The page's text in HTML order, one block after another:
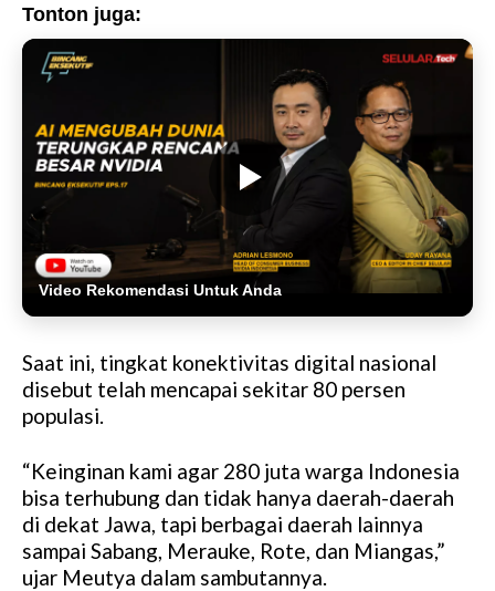
Tonton juga:
Video Rekomendasi Untuk Anda
Saat ini, tingkat konektivitas digital nasional
disebut telah mencapai sekitar 80 persen
populasi.
“Keinginan kami agar 280 juta warga Indonesia
bisa terhubung dan tidak hanya daerah-daerah
di dekat Jawa, tapi berbagai daerah lainnya
sampai Sabang, Merauke, Rote, dan Miangas,”
ujar Meutya dalam sambutannya.